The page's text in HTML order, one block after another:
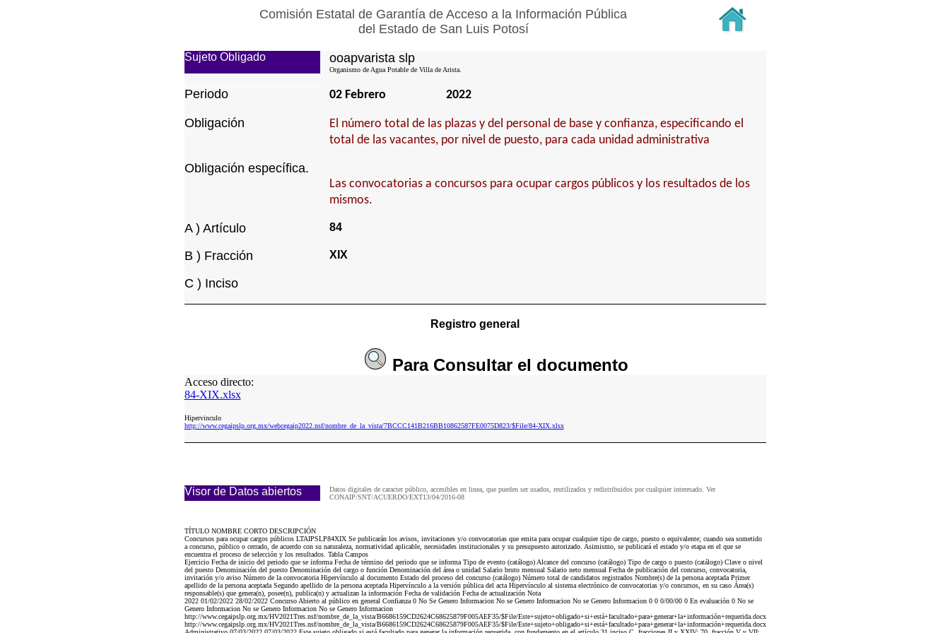
Comisión Estatal de Garantía de Acceso a la Información Pública
del Estado de San Luis Potosí
Sujeto Obligado ooapvarista slp
Organismo de Agua Potable de Villa de Arista.
Periodo 02 Febrero 2022
Obligación
El número total de las plazas y del personal de base y confianza, especificando el
total de las vacantes, por nivel de puesto, para cada unidad administrativa
Obligación específica.
Las convocatorias a concursos para ocupar cargos públicos y los resultados de los
mismos.
A ) Artículo 84
B ) Fracción XIX
C ) Inciso
Registro general
Para Consultarel documento
Acceso directo:
84-XIX.xlsx
Hipervinculo
http://www.cegaipslp.org.mx/webcegaip2022.nsf/nombre_de_la_vista/7BCCC141B216BB10862587FE0075D823/$File/84-XIX.xlsx
Visor de Datos abiertos
Datos digitales de caracter público, accesibles en linea, que pueden ser usados, reutilizados y redistribuidos por cualquier interesado. Ver
CONAIP/SNT/ACUERDO/EXT13/04/2016-08
TÍTULO NOMBRE CORTO DESCRIPCIÓN
Concursos para ocupar cargos públicos LTAIPSLP84XIX Se publicarán los avisos, invitaciones y/o convocatorias que emita para ocupar cualquier tipo de cargo, puesto o equivalente; cuando sea sometido
a concurso, público o cerrado, de acuerdo con su naturaleza, normatividad aplicable, necesidades institucionales y su presupuesto autorizado. Asimismo, se publicará el estado y/o etapa en el que se
encuentra el proceso de selección y los resultados. Tabla Campos
Ejercicio Fecha de inicio del periodo que se informa Fecha de término del periodo que se informa Tipo de evento (catálogo) Alcance del concurso (catálogo) Tipo de cargo o puesto (catálogo) Clave o nivel
del puesto Denominación del puesto Denominación del cargo o función Denominación del área o unidad Salario bruto mensual Salario neto mensual Fecha de publicación del concurso, convocatoria,
invitación y/o aviso Número de la convocatoria Hipervínculo al documento Estado del proceso del concurso (catálogo) Número total de candidatos registrados Nombre(s) de la persona aceptada Primer
apellido de la persona aceptada Segundo apellido de la persona aceptada Hipervínculo a la versión pública del acta Hipervínculo al sistema electrónico de convocatorias y/o concursos, en su caso Área(s)
responsable(s) que genera(n), posee(n), publica(n) y actualizan la información Fecha de validación Fecha de actualización Nota
2022 01/02/2022 28/02/2022 Concurso Abierto al público en general Confianza 0 No Se Genero Informacion No se Genero Informacion No se Genero Informacion 0 0 0/00/00 0 En evaluación 0 No se
Genero Informacion No se Genero Informacion No se Genero Informacion
http://www.cegaipslp.org.mx/HV2021Tres.nsf/nombre_de_la_vista/B6686159CD2624C68625879F005AEF35/$File/Este+sujeto+obligado+si+está+facultado+para+generar+la+información+requerida.docx
http://www.cegaipslp.org.mx/HV2021Tres.nsf/nombre_de_la_vista/B6686159CD2624C68625879F005AEF35/$File/Este+sujeto+obligado+si+está+facultado+para+generar+la+información+requerida.docx